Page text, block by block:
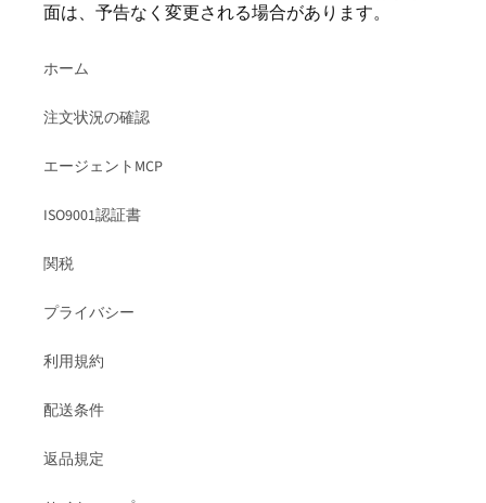
面は、予告なく変更される場合があります。
ホーム
注文状況の確認
エージェントMCP
ISO9001認証書
関税
プライバシー
利用規約
配送条件
返品規定